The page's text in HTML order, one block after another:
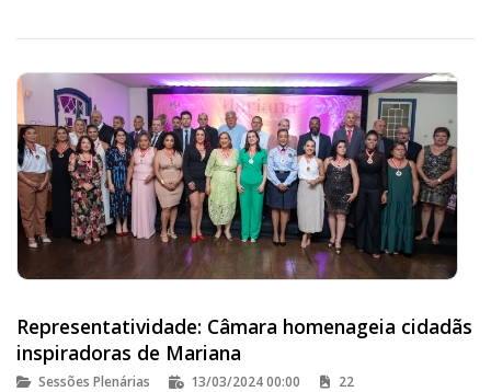
Representatividade: Câmara homenageia cidadãs
inspiradoras de Mariana
Sessões Plenárias 13/03/2024 00:00 22